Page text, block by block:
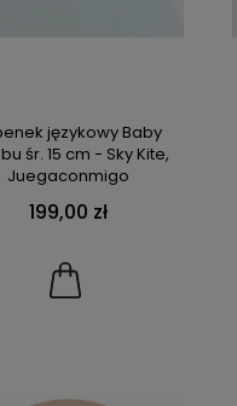
językowy Baby
śr. 15 cm - Sky Kite,
Juegaconmigo
199,00 zł